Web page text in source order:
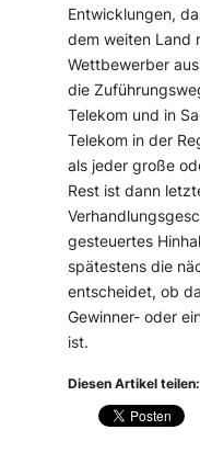
Entwicklungen,
dem weiten Land
Wettbewerber
die
Telekom und in
Telekom in der
als jeder große
Rest ist dann
gesteuertes
spätestens die
entscheidet, ob
Gewinner- oder
ist.
Diesen Artikel teilen: